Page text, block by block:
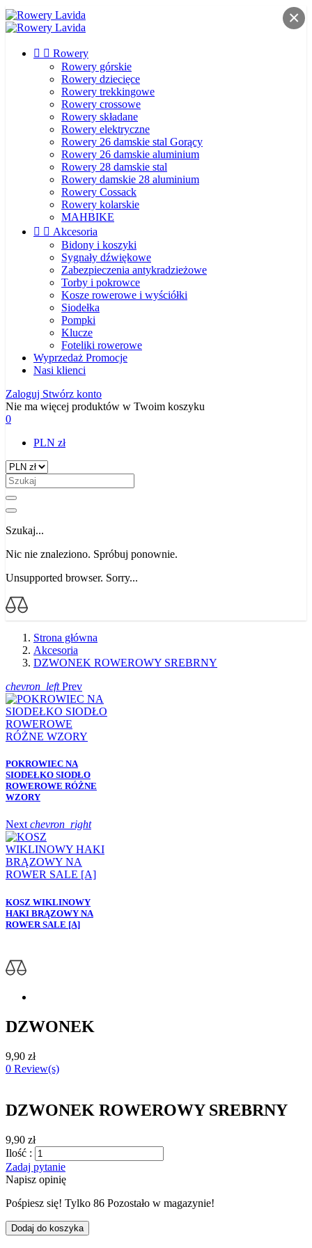
  Rowery
Rowery górskie
Rowery dziecięce
Rowery trekkingowe
Rowery crossowe
Rowery składane
Rowery elektryczne
Rowery 26 damskie stal Gorący
Rowery 26 damskie aluminium
Rowery 28 damskie stal
Rowery damskie 28 aluminium
Rowery Cossack
Rowery kolarskie
MAHBIKE
  Akcesoria
Bidony i koszyki
Sygnały dźwiękowe
Zabezpieczenia antykradzieżowe
Torby i pokrowce
Kosze rowerowe i wyściółki
Siodełka
Pompki
Klucze
Foteliki rowerowe
Wyprzedaż Promocje
Nasi klienci
Zaloguj Stwórz konto
Nie ma więcej produktów w Twoim koszyku
0
PLN zł
Szukaj...
Nic nie znaleziono. Spróbuj ponownie.
Unsupported browser. Sorry...
Strona główna
Akcesoria
DZWONEK ROWEROWY SREBRNY
chevron_leftPrev
POKROWIEC NA
SIODEŁKO SIODŁO
ROWEROWE RÓŻNE
WZORY
Next chevron_right
KOSZ WIKLINOWY
HAKI BRĄZOWY NA
ROWER SALE [A]
DZWONEK
9,90 zł
0 Review(s)
DZWONEK ROWEROWY SREBRNY
9,90 zł
Ilość :
Zadaj pytanie
Napisz opinię
Pośpiesz się! Tylko 86 Pozostało w magazynie!
Dodaj do koszyka